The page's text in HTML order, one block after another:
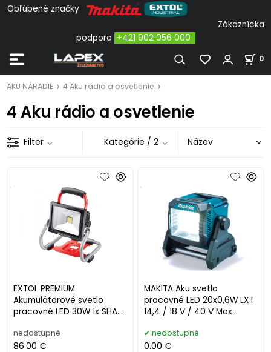
Obľúbené značky
Zákaznícka
podpora +421 902 056 000
0
AKU NÁRADIE 4 Aku rádio a osvetlenie
4 Aku rádio a osvetlenie
Filter Kategórie / 2
EXTOL PREMIUM
Akumulátorové svetlo
pracovné LED 30W 1x SHARE
.
nedostupné
86.00 €
MAKITA Aku svetlo
pracovné LED 20x0,6W LXT
14,4 / 18 V / 40 V Max
.
nedostupné
0.00 €